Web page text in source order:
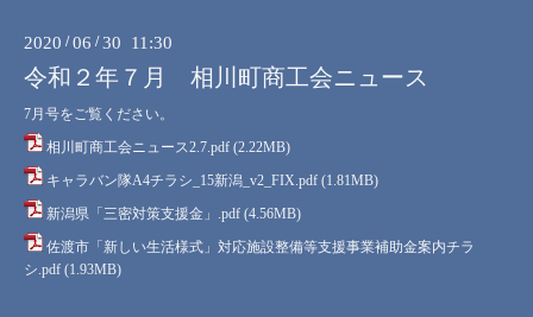
2020 /06 /30 11:30
令和２年７月 相川町商工会ニュース
7月号をご覧ください。
相川町商工会ニュース2.7.pdf (2.22MB)
キャラバン隊A4チラシ_15新潟_v2_FIX.pdf (1.81MB)
新潟県「三密対策支援金」.pdf (4.56MB)
佐渡市「新しい生活様式」対応施設整備等支援事業補助金案内チラ
シ.pdf (1.93MB)